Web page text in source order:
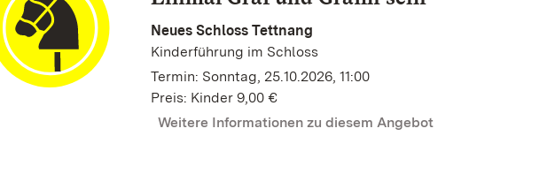
Neues Schloss Tettnang
Kinderführung im Schloss
Termin: Sonntag, 25.10.2026, 11:00
Preis: Kinder 9,00 €
Weitere Informationen zu diesem Angebot